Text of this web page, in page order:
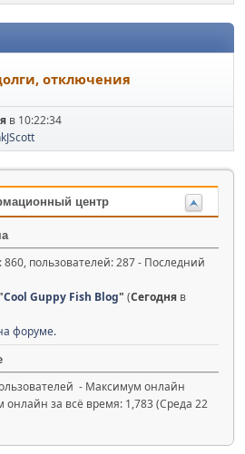
отключения
в 10:22:34
центр
пользователей: 287 - Последний
Cool Guppy Fish Blog" (Сегодня в
форуме.
- Максимум онлайн
за всё время: 1,783 (Среда 22